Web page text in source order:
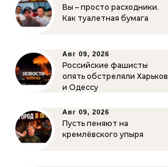
Вы – просто расходники.
Как туалетная бумага
Авг 09, 2026
Российские фашисты
опять обстреляли Харьков
и Одессу
Авг 09, 2026
Пусть пеняют на
кремлёвского упыря